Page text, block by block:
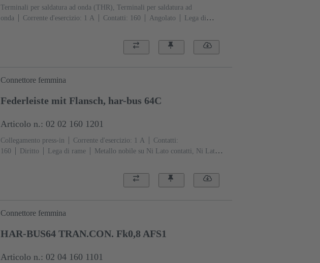
Terminali per saldatura ad onda (THR), Terminali per saldatura ad
onda
Corrente d'esercizio: ‌1 A Contatti: 160 Angolato
Lega di
Classe di lavoro: 1, secondo IEC 61076-4-113
Fissaggio
Polimero a cristalli liquidi (LCP) Beige
Connettore femmina
Federleiste mit Flansch, har-bus 64C
Articolo n.: 02 02 160 1201
Collegamento press-in Corrente d'esercizio: ‌1 A
Contatti:
160
Diritto Lega di rame
Metallo nobile su Ni Lato contatti, Ni Lato
Polimero a cristalli liquidi (LCP) Beige
Connettore femmina
HAR-BUS64 TRAN.CON. Fk0,8 AFS1
Articolo n.: 02 04 160 1101